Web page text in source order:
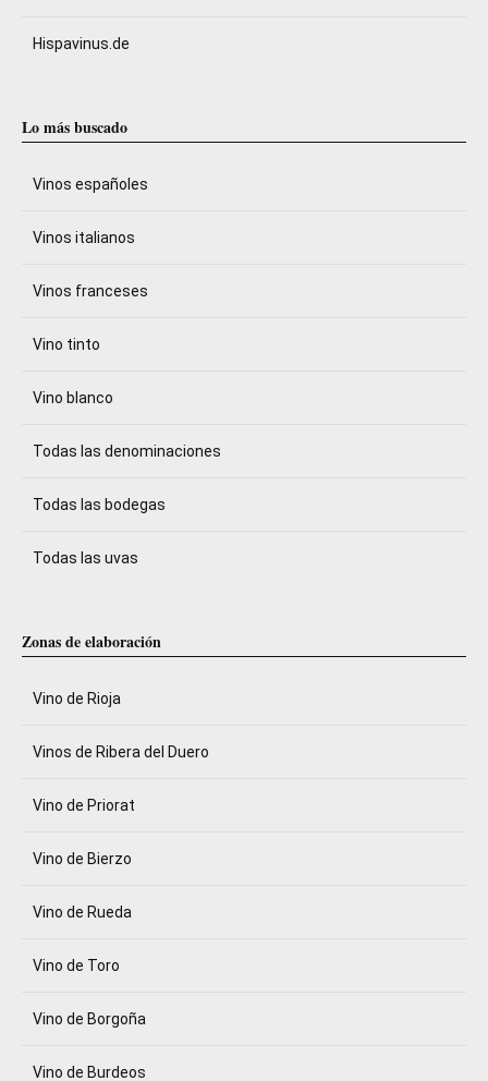
Hispavinus.de
Lo más buscado
Vinos españoles
Vinos italianos
Vinos franceses
Vino tinto
Vino blanco
Todas las denominaciones
Todas las bodegas
Todas las uvas
Zonas de elaboración
Vino de Rioja
Vinos de Ribera del Duero
Vino de Priorat
Vino de Bierzo
Vino de Rueda
Vino de Toro
Vino de Borgoña
Vino de Burdeos